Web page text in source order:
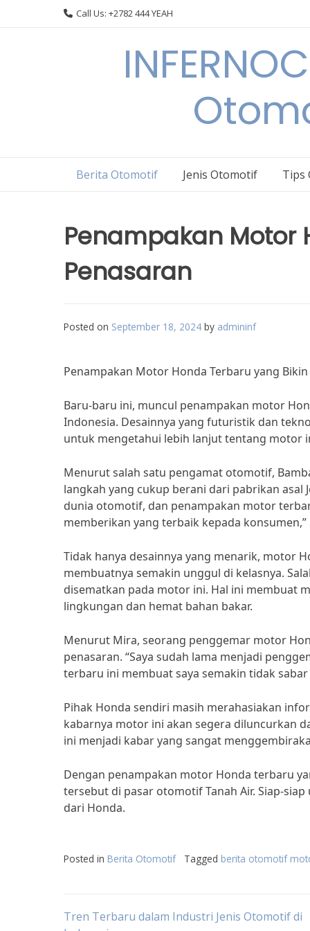
Call Us: +2782 444 YEAH
Berita Otomotif Jenis Otomotif Tips
Penampakan Motor
Penasaran
Posted on September 18, 2024 by admininf
Penampakan Motor Honda Terbaru yang Bikin
Baru-baru ini, muncul penampakan motor
Indonesia. Desainnya yang futuristik dan
untuk mengetahui lebih lanjut tentang motor
Menurut salah satu pengamat otomotif,
langkah yang cukup berani dari pabrikan asal
dunia otomotif, dan penampakan motor
memberikan yang terbaik kepada konsumen,”
Tidak hanya desainnya yang menarik, motor
membuatnya semakin unggul di kelasnya.
disematkan pada motor ini. Hal ini membuat
lingkungan dan hemat bahan bakar.
Menurut Mira, seorang penggemar motor
penasaran. “Saya sudah lama menjadi
terbaru ini membuat saya semakin tidak
Pihak Honda sendiri masih merahasiakan
kabarnya motor ini akan segera diluncurkan
ini menjadi kabar yang sangat
Dengan penampakan motor Honda terbaru
tersebut di pasar otomotif Tanah Air. Siap-
dari Honda.
Posted in Berita Otomotif Tagged berita otomotif
Post
Tren Terbaru dalam Industri Jenis Otomotif di